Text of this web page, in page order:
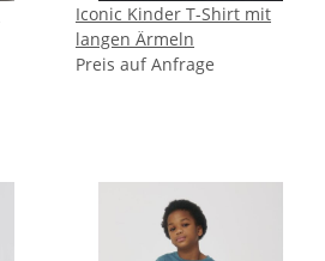
Iconic Kinder T-Shirt mit
langen Ärmeln
Preis auf Anfrage